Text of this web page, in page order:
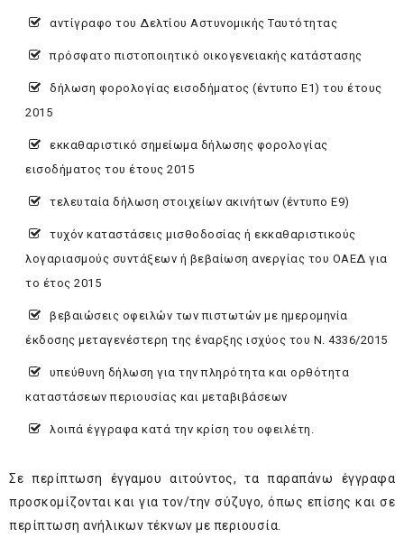
αντίγραφο του Δελτίου Αστυνομικής Ταυτότητας
πρόσφατο πιστοποιητικό οικογενειακής κατάστασης
δήλωση φορολογίας εισοδήματος (έντυπο Ε1) του έτους
2015
εκκαθαριστικό σημείωμα δήλωσης φορολογίας
εισοδήματος του έτους 2015
τελευταία δήλωση στοιχείων ακινήτων (έντυπο Ε9)
τυχόν καταστάσεις μισθοδοσίας ή εκκαθαριστικούς
λογαριασμούς συντάξεων ή βεβαίωση ανεργίας του ΟΑΕΔ για
το έτος 2015
βεβαιώσεις οφειλών των πιστωτών με ημερομηνία
έκδοσης μεταγενέστερη της έναρξης ισχύος του Ν. 4336/2015
υπεύθυνη δήλωση για την πληρότητα και ορθότητα
καταστάσεων περιουσίας και μεταβιβάσεων
λοιπά έγγραφα κατά την κρίση του οφειλέτη.
Σε περίπτωση έγγαμου αιτούντος, τα παραπάνω έγγραφα
προσκομίζονται και για τον/την σύζυγο, όπως επίσης και σε
περίπτωση ανήλικων τέκνων με περιουσία.